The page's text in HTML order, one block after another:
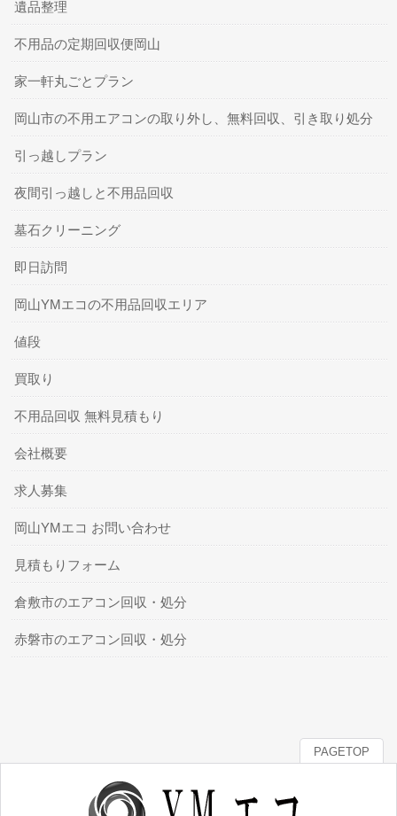
遺品整理
不用品の定期回収便岡山
家一軒丸ごとプラン
岡山市の不用エアコンの取り外し、無料回収、引き取り処分
引っ越しプラン
夜間引っ越しと不用品回収
墓石クリーニング
即日訪問
岡山YMエコの不用品回収エリア
値段
買取り
不用品回収 無料見積もり
会社概要
求人募集
岡山YMエコ お問い合わせ
見積もりフォーム
倉敷市のエアコン回収・処分
赤磐市のエアコン回収・処分
PAGETOP